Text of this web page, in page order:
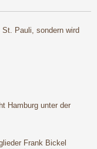
Pauli, sondern wird
Hamburg unter der
Frank Bickel